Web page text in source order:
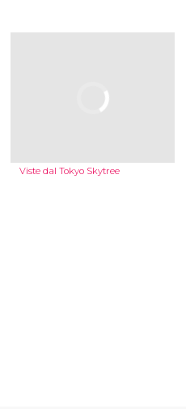
Viste dal Tokyo Skytree